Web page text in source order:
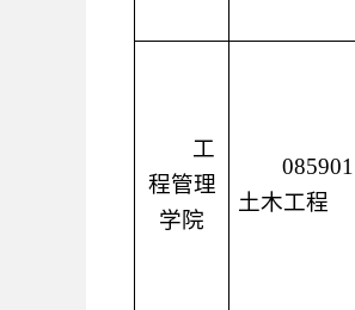
工
程管理
学院
085901
土木工程